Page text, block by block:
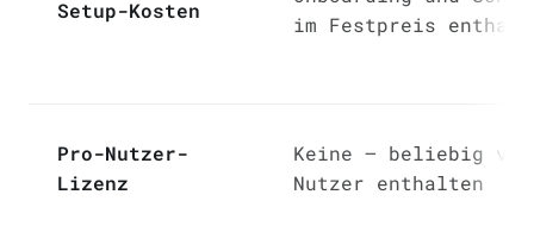
Setup-Kosten
im Festpreis
Pro-Nutzer-
Lizenz
Keine — beliebig
Nutzer enthalten